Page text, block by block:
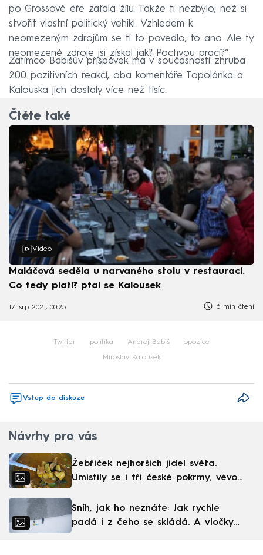
po Grossově éře zaťala žílu. Takže ti nezbylo, než si
stvořit vlastní politický vehikl. Vzhledem k
neomezeným zdrojům se ti to povedlo, to ano. Ale ty
neomezené zdroje jsi získal jak? Poctivou prací?“
Zatímco Babišův příspěvek má v současností zhruba
200 pozitivních reakcí, oba komentáře Topolánka a
Kalouska jich dostaly více než tisíc.
Čtěte také
Video
Maláčová seděla u narvaného stolu v restauraci.
Co tedy platí? ptal se Kalousek
17. srp 2021, 00:25 6 min čtení
Twitter politika Andrej Babiš opozice
Miroslav Kalousek
Vstup do diskuze
Návrhy pro vás
Žebříček nejhorších jídel světa.
Umístily se i tři české pokrmy, vévodí
Sníh, jak ho neznáte: Jak rychle
padá i z čeho se skládá. A vločky